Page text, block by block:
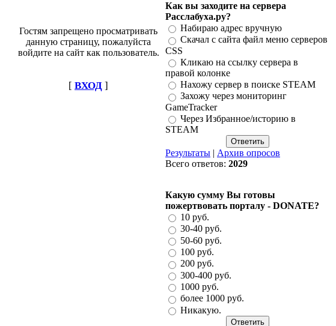
Гостям запрещено просматривать
данную страницу, пожалуйста
войдите на сайт как пользователь.
[ ВХОД ]
Как вы заходите на сервера
Расслабуха.ру?
Набираю адрес вручную
Скачал с сайта файл меню серверов
CSS
Кликаю на ссылку сервера в
правой колонке
Нахожу сервер в поиске STEAM
Захожу через мониторинг
GameTracker
Через Избранное/историю в
STEAM
Результаты | Архив опросов
Всего ответов: 2029
Какую сумму Вы готовы
пожертвовать порталу - DONATE?
10 руб.
30-40 руб.
50-60 руб.
100 руб.
200 руб.
300-400 руб.
1000 руб.
более 1000 руб.
Никакую.